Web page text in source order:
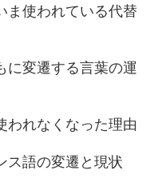
ま使われている代替
に変遷する言葉の運
われなくなった理由
ス語の変遷と現状